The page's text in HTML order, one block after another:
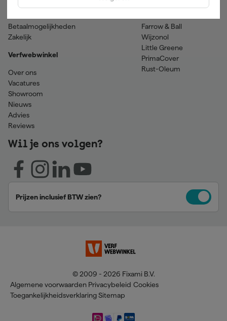
Klantenservice
Betaalmogelijkheden
Zakelijk
Verfwebwinkel
Over ons
Vacatures
Showroom
Nieuws
Advies
Reviews
Farrow & Ball
Wijzonol
Little Greene
PrimaCover
Rust-Oleum
Wil je ons volgen?
Prijzen inclusief BTW zien?
© 2009 - 2026 Fixami B.V.
Algemene voorwaarden Privacybeleid Cookies
Toegankelijkheidsverklaring Sitemap